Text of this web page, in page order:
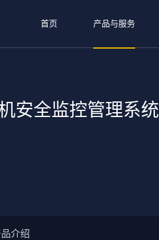
首页 产品与服务
安全监控管理系统
介绍